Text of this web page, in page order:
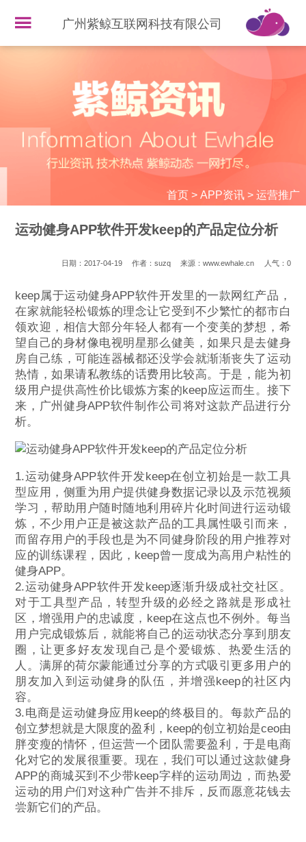
广州紫鲸互联网科技有限公司
首页> APP资讯> 运营推广
运动健身APP软件开发keep的产品定位分析
日期：2017-04-19 作者：suzq 来源：www.ewhale.cn 人气： 0
keep属于运动健身APP软件开发里的一款网红产品，
在家就能轻松锻炼的理念让它受到不少繁忙的都市白
领欢迎，相信大部分年轻人都有一个变美的梦想，希
望自己的身材像电视明星那么健美，如果只是去健身
房自己练，可能连器械都还没学会就渐渐丧失了运动
热情，如果请私教练的话费用比较高。于是，能为初
级用户提供高性价比锻炼方案的keep应运而生。接下
来，广州健身APP软件制作公司将对这款产品进行分
析。
1.运动健身APP软件开发keep在创立初始是一款工具
型应用，侧重为用户提供健身数据记录以及示范视频
学习，帮助用户随时随地利用碎片化时间进行运动锻
炼，不少用户正是被这款产品的工具属性吸引而来，
而留存用户的手段也是为不同健身阶段的用户推荐对
应的训练课程，因此，keep曾一度成为高用户粘性的
健身APP。
2.运动健身APP软件开发keep逐渐升级成社交社区。
对于工具型产品，转型升级的必经之路就是形成社
区，增强用户的忠诚度，keep在这点也不例外。每当
用户完成锻炼后，就能将自己的运动状态分享到朋友
圈，让更多好友发现自己是个爱锻炼、热爱生活的
人。满屏的荷尔蒙能通过分享的方式吸引更多用户的
朋友加入到运动健身的队伍，并增强keep的社区内
容。
3.电商是运动健身应用keep的终极目的。每款产品的
创立梦想就是大限度的盈利，keep的创立初始是ceo由
胖变瘦的情怀，但运营一个团队需要盈利，于是电商
化对它的发展很重要。现在，我们可以通过这款健身
APP的商城买到不少带keep字样的运动周边，而热爱
运动的用户们对这种广告并不排斥，反而愿意花钱去
尝新它们的产品。